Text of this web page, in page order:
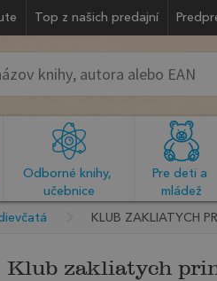
Top z našich predajní
Odborné knihy,
učebnice
Pre deti a
mládež
KLUB ZAKLIATYCH
Klub zakliatych